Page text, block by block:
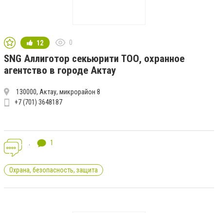
12 0
SNG Аллиготор секьюрити ТОО, охранное
агентство в городе Актау
130000, Актау, микрорайон 8
+7 (701) 3648187
1
Охрана, безопасность, защита